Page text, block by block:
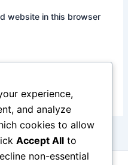
website in this browser
experience,
and analyze
cookies to allow
Accept All to
non-essential